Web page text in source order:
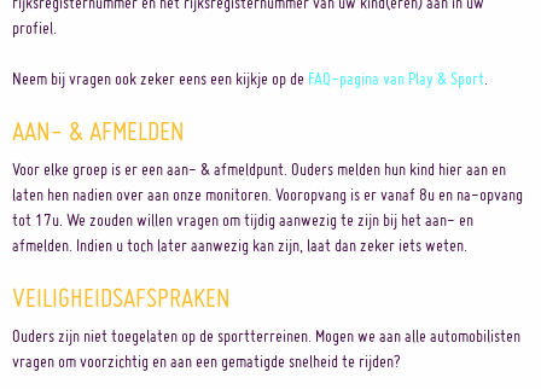
profiel.
Neem bij vragen ook zeker eens een kijkje op de FAQ-pagina van Play & Sport.
AAN- & AFMELDEN
Voor elke groep is er een aan- & afmeldpunt. Ouders melden hun kind hier aan en
laten hen nadien over aan onze monitoren. Vooropvang is er vanaf 8u en na-opvang
tot 17u. We zouden willen vragen om tijdig aanwezig te zijn bij het aan- en
afmelden. Indien u toch later aanwezig kan zijn, laat dan zeker iets weten.
VEILIGHEIDSAFSPRAKEN
Ouders zijn niet toegelaten op de sportterreinen. Mogen we aan alle automobilisten
vragen om voorzichtig en aan een gematigde snelheid te rijden?